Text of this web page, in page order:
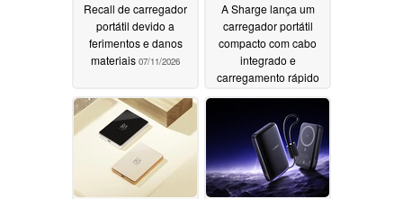
Recall de carregador
portátil devido a
ferimentos e danos
materiais 07/11/2026
A Sharge lança um
carregador portátil
compacto com cabo
integrado e
carregamento rápido
07/09/2026